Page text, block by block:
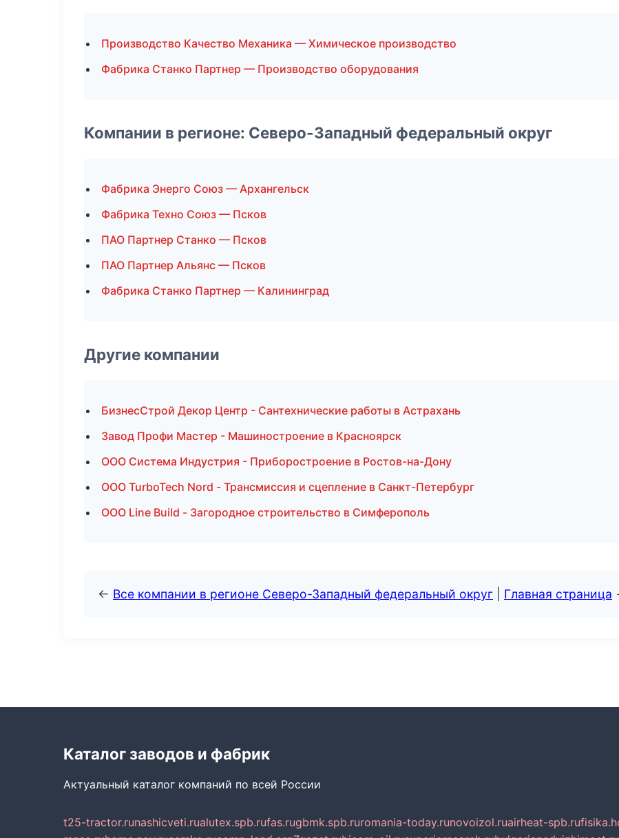
Производство Качество Механика — Химическое производство
Фабрика Станко Партнер — Производство оборудования
Компании в регионе: Северо-Западный федеральный округ
Фабрика Энерго Союз — Архангельск
Фабрика Техно Союз — Псков
ПАО Партнер Станко — Псков
ПАО Партнер Альянс — Псков
Фабрика Станко Партнер — Калининград
Другие компании
БизнесСтрой Декор Центр - Сантехнические работы в Астрахань
Завод Профи Мастер - Машиностроение в Красноярск
ООО Система Индустрия - Приборостроение в Ростов-на-Дону
ООО TurboTech Nord - Трансмиссия и сцепление в Санкт-Петербург
ООО Line Build - Загородное строительство в Симферополь
← Все компании в регионе Северо-Западный федеральный округ Главная страница
Каталог заводов и фабрик
Актуальный каталог компаний по всей России
t25-tractor.runashicveti.rualutex.spb.rufas.rugbmk.spb.ruromania-today.runovoizol.ruairheat-spb.ru